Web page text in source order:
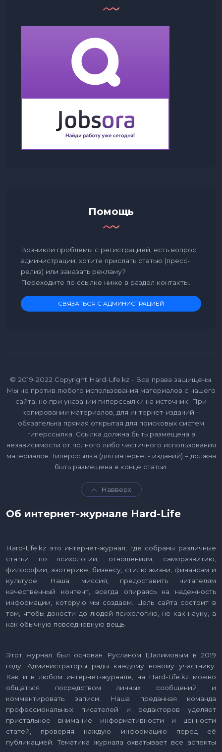
Помощь
Возникли проблемы с регистрацией, есть вопрос
администрации, хотите прислать статью (пресс-
релиз) или заказать рекламу?
Переходите по ссылке ниже в раздел контакты.
СВЯЗАТЬСЯ С АДМИНИСТРАЦИЕЙ
© 2019-2022 Copyright Hard-Life.kz - Все права защищены.
Мы не против любого использования материалов с нашего
сайта, но при указании гиперссылки на источник. При
копировании материалов, для интернет-изданий –
обязательна прямая открытая для поисковых систем
гиперссылка. Ссылка должна быть размещена в
независимости от полного либо частичного использования
материалов. Гиперссылка (для интернет- изданий) – должна
быть размещена в конце статьи.
Навверх
Об интернет-журнале Hard-Life
Hard-Life.kz это интернет-журнал, где собраны различные
статьи по психологии, отношениям, саморазвитию,
философии, эзотерике, бизнесу, стилю жизни, финансам и
культуре. Наша миссия, предоставить читателям
качественный контент, всегда опираясь на надежность
информации, которую мы создаем. Цель сайта состоит в
том, чтобы донести до людей психологию, не как науку, а
как обычную повседневную вещь.
Этот журнал был основан Русланом Шалимовым в 2019
году. Администраторы рады каждому новому участнику.
Как и в любом интернет-журнале, на Hard-Life.kz можно
общаться посредством личных сообщений и
комментировать записи. Наша преданная команда
профессиональных писателей и редакторов уделяет
пристальное внимание информативности и ценности
статей, проверяя каждую информацию перед её
публикацией. Тематика журнала охватывает все аспекты